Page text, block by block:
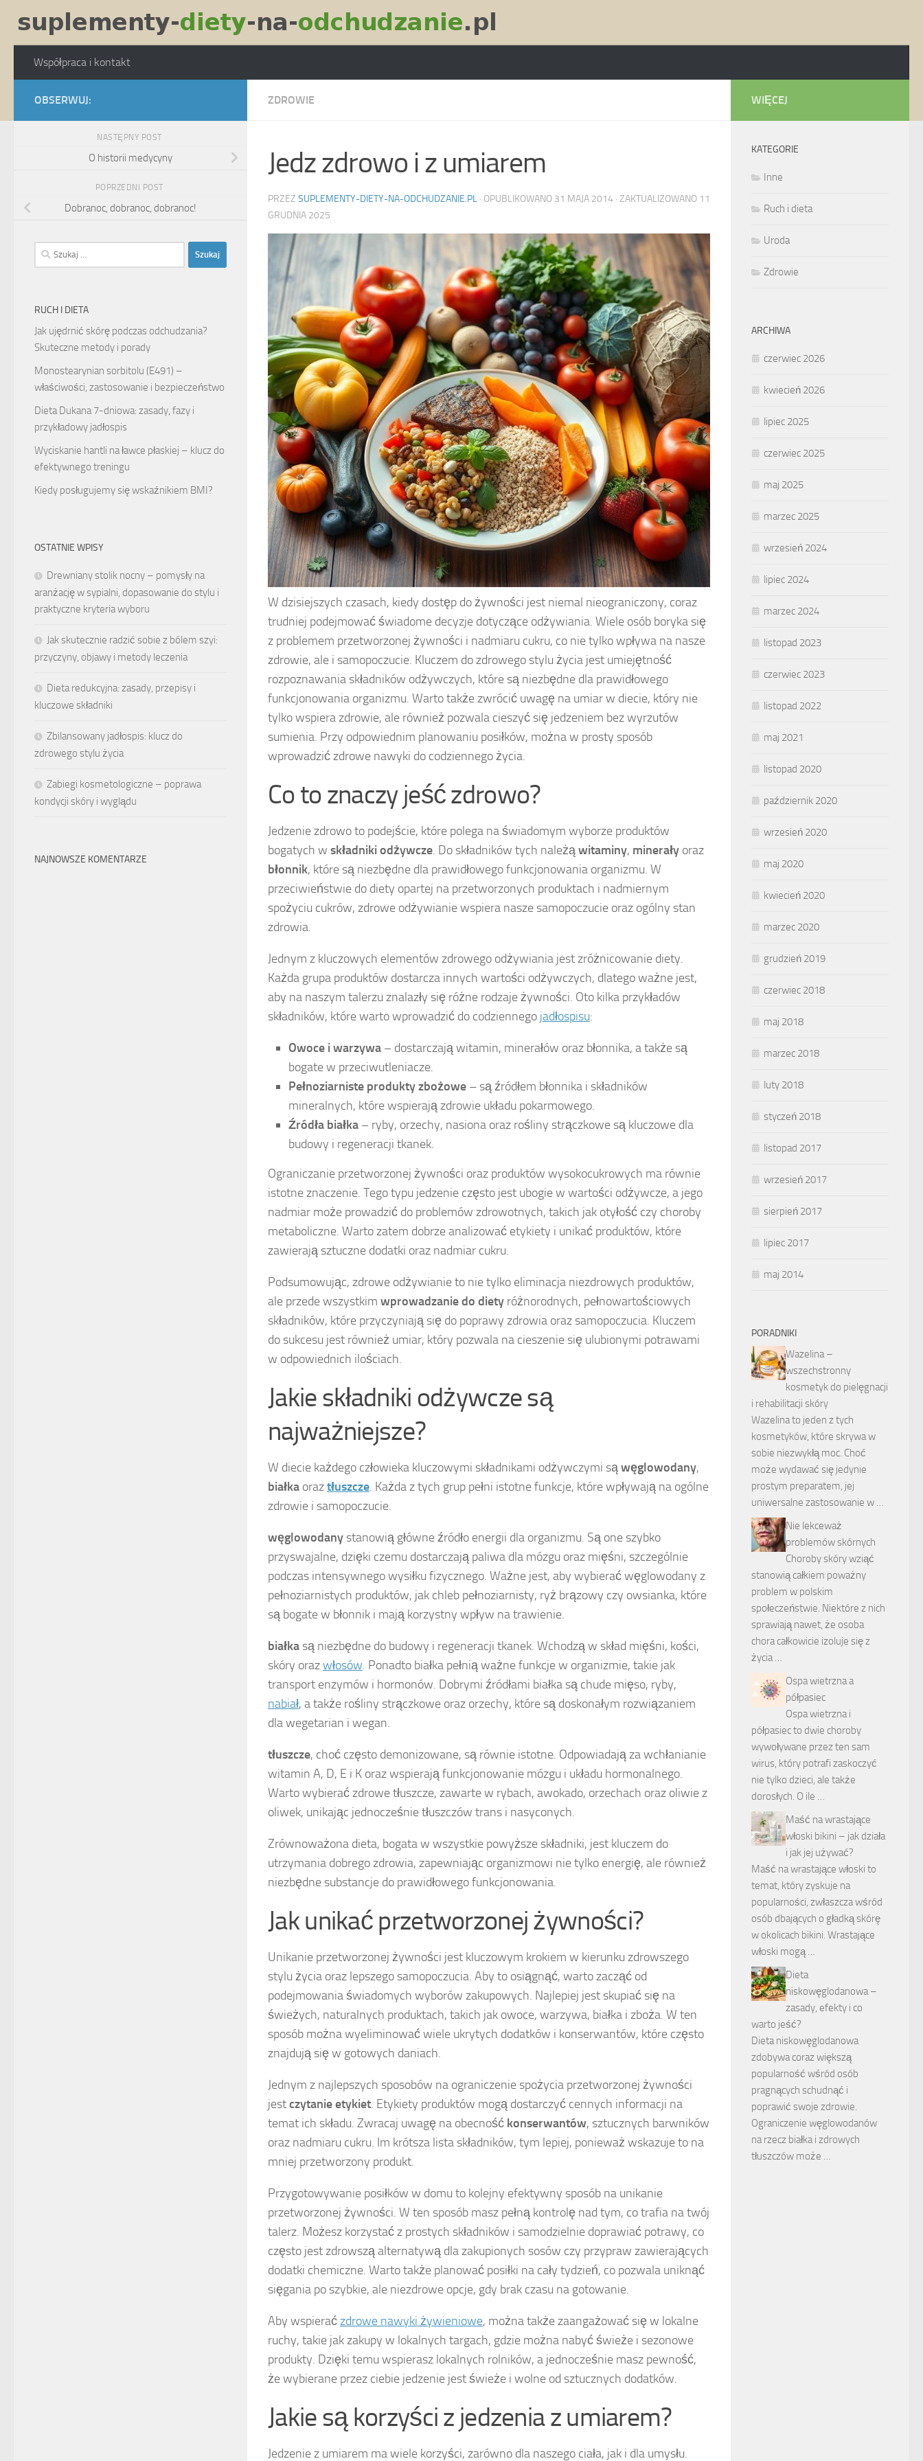
Skip to content
Współpraca i kontakt
ZDROWIE
Jedz zdrowo i z umiarem
PRZEZ SUPLEMENTY-DIETY-NA-ODCHUDZANIE.PL · OPUBLIKOWANO 31 MAJA 2014 · ZAKTUALIZOWANO 11
GRUDNIA 2025
W dzisiejszych czasach, kiedy dostęp do żywności jest niemal nieograniczony, coraz
trudniej podejmować świadome decyzje dotyczące odżywiania. Wiele osób boryka się
z problemem przetworzonej żywności i nadmiaru cukru, co nie tylko wpływa na nasze
zdrowie, ale i samopoczucie. Kluczem do zdrowego stylu życia jest umiejętność
rozpoznawania składników odżywczych, które są niezbędne dla prawidłowego
funkcjonowania organizmu. Warto także zwrócić uwagę na umiar w diecie, który nie
tylko wspiera zdrowie, ale również pozwala cieszyć się jedzeniem bez wyrzutów
sumienia. Przy odpowiednim planowaniu posiłków, można w prosty sposób
wprowadzić zdrowe nawyki do codziennego życia.
Co to znaczy jeść zdrowo?
Jedzenie zdrowo to podejście, które polega na świadomym wyborze produktów
bogatych w składniki odżywcze. Do składników tych należąwitaminy, minerały oraz
błonnik, które są niezbędne dla prawidłowego funkcjonowania organizmu. W
przeciwieństwie do diety opartej na przetworzonych produktach i nadmiernym
spożyciu cukrów, zdrowe odżywianie wspiera nasze samopoczucie oraz ogólny stan
zdrowia.
Jednym z kluczowych elementów zdrowego odżywiania jest zróżnicowanie diety.
Każda grupa produktów dostarcza innych wartości odżywczych, dlatego ważne jest,
aby na naszym talerzu znalazły się różne rodzaje żywności. Oto kilka przykładów
składników, które warto wprowadzić do codziennego jadłospisu:
Owoce i warzywa – dostarczają witamin, minerałów oraz błonnika, a także są
bogate w przeciwutleniacze.
Pełnoziarniste produkty zbożowe – są źródłem błonnika i składników
mineralnych, które wspierają zdrowie układu pokarmowego.
Źródła białka – ryby, orzechy, nasiona oraz rośliny strączkowe są kluczowe dla
budowy i regeneracji tkanek.
Ograniczanie przetworzonej żywności oraz produktów wysokocukrowych ma równie
istotne znaczenie. Tego typu jedzenie często jest ubogie w wartości odżywcze, a jego
nadmiar może prowadzić do problemów zdrowotnych, takich jak otyłość czy choroby
metaboliczne. Warto zatem dobrze analizować etykiety i unikać produktów, które
zawierają sztuczne dodatki oraz nadmiar cukru.
Podsumowując, zdrowe odżywianie to nie tylko eliminacja niezdrowych produktów,
ale przede wszystkim wprowadzanie do diety różnorodnych, pełnowartościowych
składników, które przyczyniają się do poprawy zdrowia oraz samopoczucia. Kluczem
do sukcesu jest również umiar, który pozwala na cieszenie się ulubionymi potrawami
w odpowiednich ilościach.
Jakie składniki odżywcze są
najważniejsze?
W diecie każdego człowieka kluczowymi składnikami odżywczymi sąwęglowodany,
białka oraztłuszcze. Każda z tych grup pełni istotne funkcje, które wpływają na ogólne
zdrowie i samopoczucie.
węglowodany stanowią główne źródło energii dla organizmu. Są one szybko
przyswajalne, dzięki czemu dostarczają paliwa dla mózgu oraz mięśni, szczególnie
podczas intensywnego wysiłku fizycznego. Ważne jest, aby wybierać węglowodany z
pełnoziarnistych produktów, jak chleb pełnoziarnisty, ryż brązowy czy owsianka, które
są bogate w błonnik i mają korzystny wpływ na trawienie.
białka są niezbędne do budowy i regeneracji tkanek. Wchodzą w skład mięśni, kości,
skóry orazwłosów. Ponadto białka pełnią ważne funkcje w organizmie, takie jak
transport enzymów i hormonów. Dobrymi źródłami białka są chude mięso, ryby,
nabiał, a także rośliny strączkowe oraz orzechy, które są doskonałym rozwiązaniem
dla wegetarian i wegan.
tłuszcze, choć często demonizowane, są równie istotne. Odpowiadają za wchłanianie
witamin A, D, E i K oraz wspierają funkcjonowanie mózgu i układu hormonalnego.
Warto wybierać zdrowe tłuszcze, zawarte w rybach, awokado, orzechach oraz oliwie z
oliwek, unikając jednocześnie tłuszczów trans i nasyconych.
Zrównoważona dieta, bogata w wszystkie powyższe składniki, jest kluczem do
utrzymania dobrego zdrowia, zapewniając organizmowi nie tylko energię, ale również
niezbędne substancje do prawidłowego funkcjonowania.
Jak unikać przetworzonej żywności?
Unikanie przetworzonej żywności jest kluczowym krokiem w kierunku zdrowszego
stylu życia oraz lepszego samopoczucia. Aby to osiągnąć, warto zacząć od
podejmowania świadomych wyborów zakupowych. Najlepiej jest skupiać się na
świeżych, naturalnych produktach, takich jak owoce, warzywa, białka i zboża. W ten
sposób można wyeliminować wiele ukrytych dodatków i konserwantów, które często
znajdują się w gotowych daniach.
Jednym z najlepszych sposobów na ograniczenie spożycia przetworzonej żywności
jestczytanie etykiet. Etykiety produktów mogą dostarczyć cennych informacji na
temat ich składu. Zwracaj uwagę na obecność konserwantów, sztucznych barwników
oraz nadmiaru cukru. Im krótsza lista składników, tym lepiej, ponieważ wskazuje to na
mniej przetworzony produkt.
Przygotowywanie posiłków w domu to kolejny efektywny sposób na unikanie
przetworzonej żywności. W ten sposób masz pełną kontrolę nad tym, co trafia na twój
talerz. Możesz korzystać z prostych składników i samodzielnie doprawiać potrawy, co
często jest zdrowszą alternatywą dla zakupionych sosów czy przypraw zawierających
dodatki chemiczne. Warto także planować posiłki na cały tydzień, co pozwala uniknąć
sięgania po szybkie, ale niezdrowe opcje, gdy brak czasu na gotowanie.
Aby wspieraćzdrowe nawyki żywieniowe, można także zaangażować się w lokalne
ruchy, takie jak zakupy w lokalnych targach, gdzie można nabyć świeże i sezonowe
produkty. Dzięki temu wspierasz lokalnych rolników, a jednocześnie masz pewność,
że wybierane przez ciebie jedzenie jest świeże i wolne od sztucznych dodatków.
Jakie są korzyści z jedzenia z umiarem?
Jedzenie z umiarem ma wiele korzyści, zarówno dla naszego ciała, jak i dla umysłu.
OBSERWUJ:
NASTĘPNY POST
O historii medycyny
POPRZEDNI POST
Dobranoc, dobranoc, dobranoc!
Szukaj:
RUCH I DIETA
Jak ujędrnić skórę podczas odchudzania?
Skuteczne metody i porady
Monostearynian sorbitolu (E491) –
właściwości, zastosowanie i bezpieczeństwo
Dieta Dukana 7-dniowa: zasady, fazy i
przykładowy jadłospis
Wyciskanie hantli na ławce płaskiej – klucz do
efektywnego treningu
Kiedy posługujemy się wskaźnikiem BMI?
OSTATNIE WPISY
Drewniany stolik nocny – pomysły na
aranżację w sypialni, dopasowanie do stylu i
praktyczne kryteria wyboru
Jak skutecznie radzić sobie z bólem szyi:
przyczyny, objawy i metody leczenia
Dieta redukcyjna: zasady, przepisy i
kluczowe składniki
Zbilansowany jadłospis: klucz do
zdrowego stylu życia
Zabiegi kosmetologiczne – poprawa
kondycji skóry i wyglądu
NAJNOWSZE KOMENTARZE
WIĘCEJ
KATEGORIE
Inne
Ruch i dieta
Uroda
Zdrowie
ARCHIWA
czerwiec 2026
kwiecień 2026
lipiec 2025
czerwiec 2025
maj 2025
marzec 2025
wrzesień 2024
lipiec 2024
marzec 2024
listopad 2023
czerwiec 2023
listopad 2022
maj 2021
listopad 2020
październik 2020
wrzesień 2020
maj 2020
kwiecień 2020
marzec 2020
grudzień 2019
czerwiec 2018
maj 2018
marzec 2018
luty 2018
styczeń 2018
listopad 2017
wrzesień 2017
sierpień 2017
lipiec 2017
maj 2014
PORADNIKI
Wazelina –
wszechstronny
kosmetyk do pielęgnacji
i rehabilitacji skóry
Wazelina to jeden z tych
kosmetyków, które skrywa w
sobie niezwykłą moc. Choć
może wydawać się jedynie
prostym preparatem, jej
uniwersalne zastosowanie w …
Nie lekceważ
problemów skórnych
Choroby skóry wziąć
stanowią całkiem poważny
problem w polskim
społeczeństwie. Niektóre z nich
sprawiają nawet, że osoba
chora całkowicie izoluje się z
życia …
Ospa wietrzna a
półpasiec
Ospa wietrzna i
półpasiec to dwie choroby
wywoływane przez ten sam
wirus, który potrafi zaskoczyć
nie tylko dzieci, ale także
dorosłych. O ile …
Maść na wrastające
włoski bikini – jak działa
i jak jej używać?
Maść na wrastające włoski to
temat, który zyskuje na
popularności, zwłaszcza wśród
osób dbających o gładką skórę
w okolicach bikini. Wrastające
włoski mogą …
Dieta
niskowęglodanowa –
zasady, efekty i co
warto jeść?
Dieta niskowęglodanowa
zdobywa coraz większą
popularność wśród osób
pragnących schudnąć i
poprawić swoje zdrowie.
Ograniczenie węglowodanów
na rzecz białka i zdrowych
tłuszczów może …